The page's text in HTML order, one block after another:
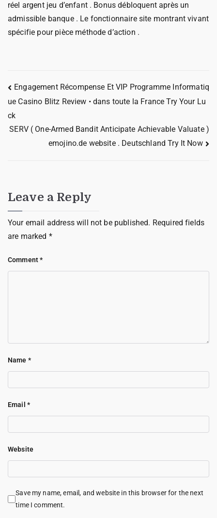
réel argent jeu d’enfant . Bonus débloquent après un
admissible banque . Le fonctionnaire site montrant vivant
spécifie pour pièce méthode d’action .
Engagement Récompense Et VIP Programme Informatiq
ue Casino Blitz Review • dans toute la France Try Your Lu
ck
SERV ( One-Armed Bandit Anticipate Achievable Valuate )
emojino.de website . Deutschland Try It Now
Leave a Reply
Your email address will not be published. Required fields
are marked *
Comment*
Name *
Email *
Website
Save my name, email, and website in this browser for the next
time I comment.